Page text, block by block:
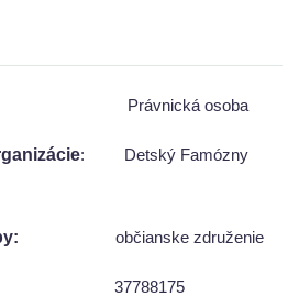
Právnická osoba
: Detský Famózny
osoby: občianske združenie
37788175